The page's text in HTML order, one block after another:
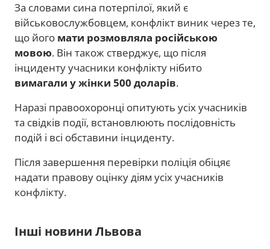
За словами сина потерпілої, який є
військовослужбовцем, конфлікт виник через те,
що його мати розмовляла російською
мовою. Він також стверджує, що після
інциденту учасники конфлікту нібито
вимагали у жінки 500 доларів.
Наразі правоохоронці опитують усіх учасників
та свідків події, встановлюють послідовність
подій і всі обставини інциденту.
Після завершення перевірки поліція обіцяє
надати правову оцінку діям усіх учасників
конфлікту.
Інші новини Львова